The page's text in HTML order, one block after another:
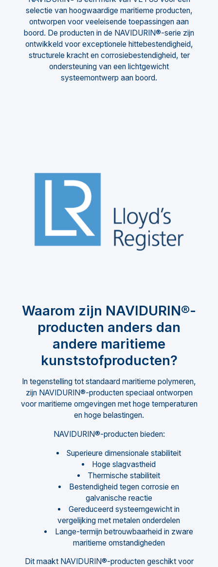
selectie van hoogwaardige maritieme producten,
ontworpen voor veeleisende toepassingen aan
boord. De producten in de NAVIDURIN®-serie zijn
ontwikkeld voor exceptionele hittebestendigheid,
structurele kracht en corrosiebestendigheid, ter
ondersteuning van een lichtgewicht
systeemontwerp aan boord.
Waarom zijn NAVIDURIN®-
producten anders dan
andere maritieme
kunststofproducten?
In tegenstelling tot standaard maritieme polymeren,
zijn NAVIDURIN®-producten speciaal ontworpen
voor maritieme omgevingen met hoge temperaturen
en hoge belastingen.
NAVIDURIN®-producten bieden:
Superieure dimensionale stabiliteit
Hoge slagvastheid
Thermische stabiliteit
Bestendigheid tegen corrosie en
galvanische reactie
Gereduceerd systeemgewicht in
vergelijking met metalen onderdelen
Lange-termijn betrouwbaarheid in zware
maritieme omstandigheden
Dit maakt NAVIDURIN®-producten geschikt voor